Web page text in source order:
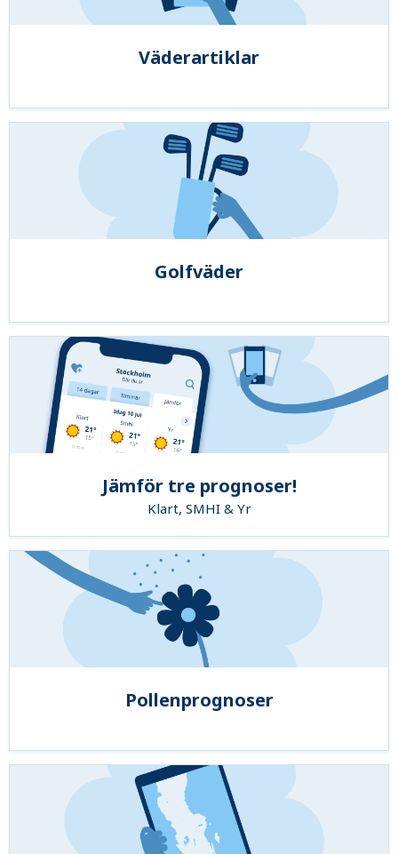
Väderartiklar
Golfväder
Jämför tre prognoser!
Klart, SMHI & Yr
Pollenprognoser